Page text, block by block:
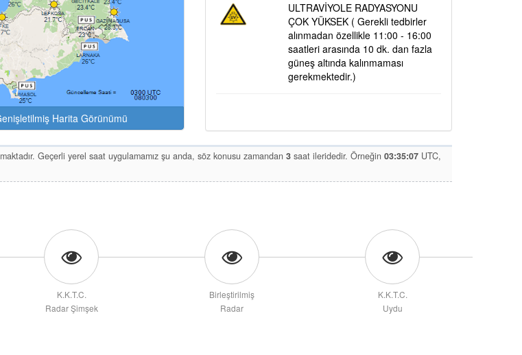
Harita Görünümü
ULTRAVİYOLE RADYASYONU
ÇOK YÜKSEK ( Gerekli tedbirler
alınmadan özellikle 11:00 - 16:00
saatleri arasında 10 dk. dan fazla
güneş altında kalınmaması
gerekmektedir.)
Geçerli yerel saat uygulamamız şu anda, söz konusu zamandan 3 saat ileridedir. Örneğin 03:35:07 UTC,
K.K.T.C.
Radar Şimşek
Birleştirilmiş
Radar
K.K.T.C.
Uydu